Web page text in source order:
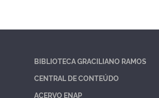
BIBLIOTECA GRACILIANO RAMOS
CENTRAL DE CONTEÚDO
ACERVO ENAP